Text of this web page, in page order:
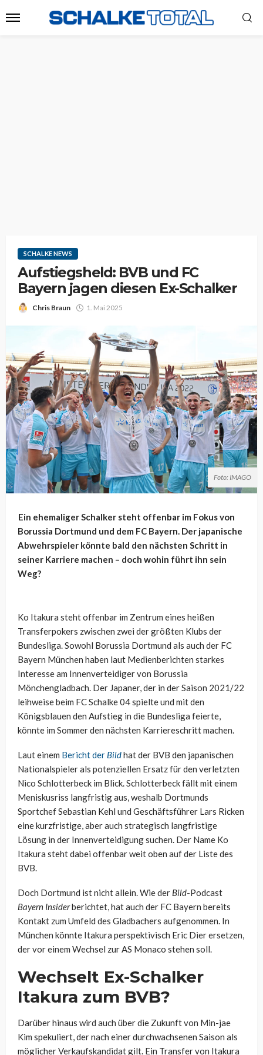
SCHALKE NEWS
Aufstiegsheld: BVB und FC
Bayern jagen diesen Ex-Schalker
Chris Braun 1. Mai 2025
Foto: IMAGO
Ein ehemaliger Schalker steht offenbar im Fokus von
Borussia Dortmund und dem FC Bayern. Der japanische
Abwehrspieler könnte bald den nächsten Schritt in
seiner Karriere machen – doch wohin führt ihn sein
Weg?
Ko Itakura steht offenbar im Zentrum eines heißen
Transferpokers zwischen zwei der größten Klubs der
Bundesliga. Sowohl Borussia Dortmund als auch der FC
Bayern München haben laut Medienberichten starkes
Interesse am Innenverteidiger von Borussia
Mönchengladbach. Der Japaner, der in der Saison 2021/22
leihweise beim FC Schalke 04 spielte und mit den
Königsblauen den Aufstieg in die Bundesliga feierte,
könnte im Sommer den nächsten Karriereschritt machen.
Laut einem Bericht der Bildhat der BVB den japanischen
Nationalspieler als potenziellen Ersatz für den verletzten
Nico Schlotterbeck im Blick. Schlotterbeck fällt mit einem
Meniskusriss langfristig aus, weshalb Dortmunds
Sportchef Sebastian Kehl und Geschäftsführer Lars Ricken
eine kurzfristige, aber auch strategisch langfristige
Lösung in der Innenverteidigung suchen. Der Name Ko
Itakura steht dabei offenbar weit oben auf der Liste des
BVB.
Doch Dortmund ist nicht allein. Wie der Bild-Podcast
Bayern Insiderberichtet, hat auch der FC Bayern bereits
Kontakt zum Umfeld des Gladbachers aufgenommen. In
München könnte Itakura perspektivisch Eric Dier ersetzen,
der vor einem Wechsel zur AS Monaco stehen soll.
Wechselt Ex-Schalker
Itakura zum BVB?
Darüber hinaus wird auch über die Zukunft von Min-jae
Kim spekuliert, der nach einer durchwachsenen Saison als
möglicher Verkaufskandidat gilt. Ein Transfer von Itakura